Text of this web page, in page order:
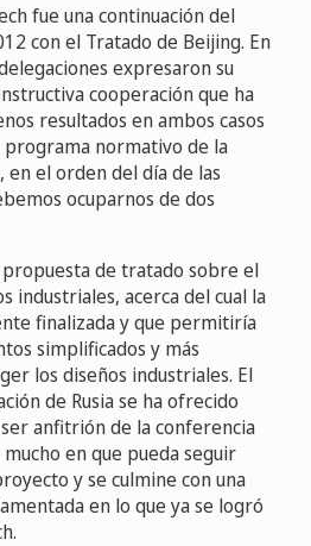
fue una continuación del
con el Tratado de Beijing. En
expresaron su
cooperación que ha
resultados en ambos casos
normativo de la
en el orden del día de las
ocuparnos de dos
de tratado sobre el
industriales, acerca del cual la
finalizada y que permitiría
simplificados y más
los diseños industriales. El
de Rusia se ha ofrecido
anfitrión de la conferencia
en que pueda seguir
y se culmine con una
en lo que ya se logró